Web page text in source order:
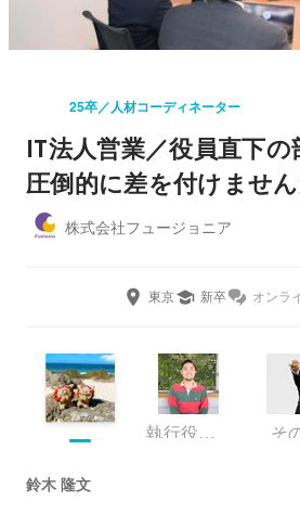
25卒／人材コーディネーター
IT法人営業／役員直下の
圧倒的に差を付けませ
株式会社フュージョニア
東京 新卒 オンラ
執行役員 兼 IXISCREATE(株)代表取締役 そ
鈴木 隆文